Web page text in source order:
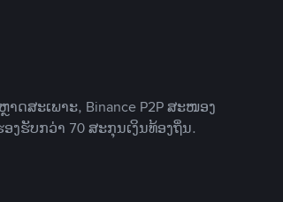
ສະເພາະ, Binance P2P ສະໜອງ
ງຮັບກວ່າ 70 ສະກຸນເງິນທ້ອງຖິ່ນ.